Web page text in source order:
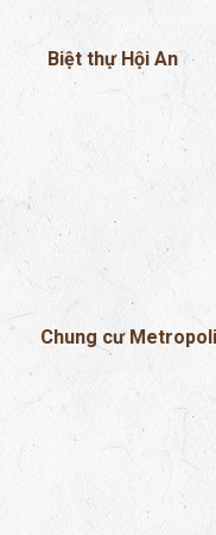
Biệt thự Hội An
Chung cư